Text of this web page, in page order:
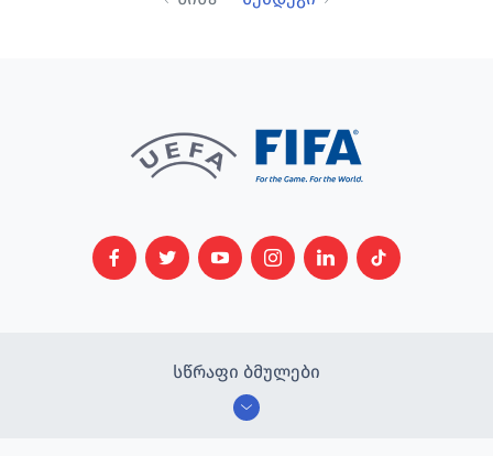
სწრაფი ბმულები